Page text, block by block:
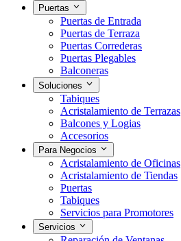
Puertas
Puertas de Entrada
Puertas de Terraza
Puertas Correderas
Puertas Plegables
Balconeras
Soluciones
Tabiques
Acristalamiento de Terrazas
Balcones y Logias
Accesorios
Para Negocios
Acristalamiento de Oficinas
Acristalamiento de Tiendas
Puertas
Tabiques
Servicios para Promotores
Servicios